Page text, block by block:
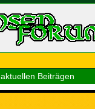
Beiträgen